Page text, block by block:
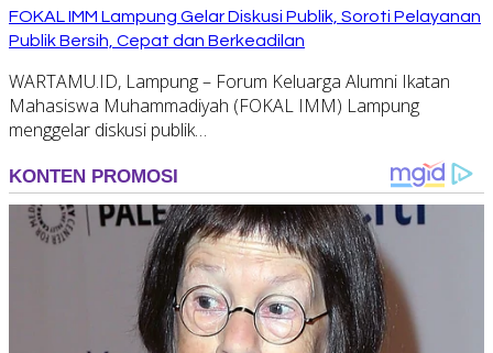
FOKAL IMM Lampung Gelar Diskusi Publik, Soroti Pelayanan
Publik Bersih, Cepat dan Berkeadilan
WARTAMU.ID, Lampung – Forum Keluarga Alumni Ikatan
Mahasiswa Muhammadiyah (FOKAL IMM) Lampung
menggelar diskusi publik…